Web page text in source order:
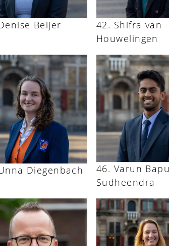
Beijer
Shifra van
Houwelingen
Diegenbach
Varun Bapu
Sudheendra